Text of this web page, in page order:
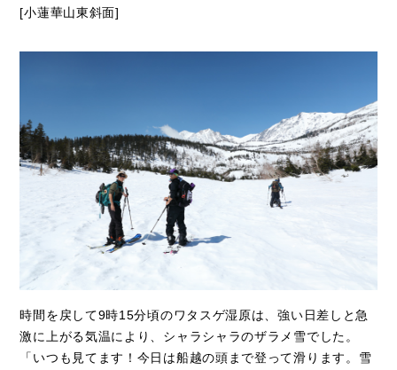
[小蓮華山東斜面]
時間を戻して9時15分頃のワタスゲ湿原は、強い日差しと急
激に上がる気温により、シャラシャラのザラメ雪でした。
「いつも見てます！今日は船越の頭まで登って滑ります。雪